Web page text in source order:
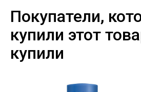
Покупатели,
купили этот
купили